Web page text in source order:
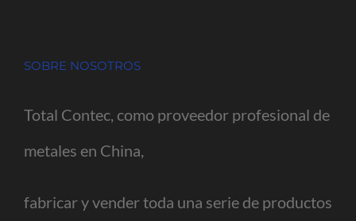
SOBRE NOSOTROS
Total Contec, como proveedor profesional de
metales en China,
fabricar y vender toda una serie de productos